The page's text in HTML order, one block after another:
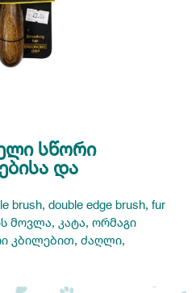
ᲡᲬᲝᲠᲘ
ᲓᲐ
brush, double edge brush, fur
მოვლა, კატა, ორმაგი
კბილებით, ძაღლი,